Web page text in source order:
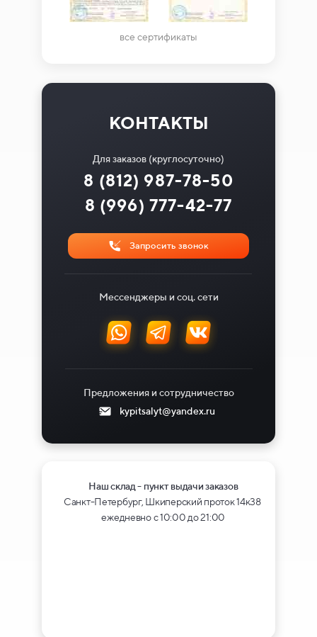
все сертификаты
КОНТАКТЫ
Для заказов (круглосуточно)
8 (996) 777-42-77
8 (812) 987-78-50
Запросить звонок
Мессенджеры и соц. сети
Предложения и сотрудничество
kypitsalyt@yandex.ru
Наш склад - пункт выдачи заказов
Санкт-Петербург, Шкиперский проток 14к38
ежедневно с 10:00 до 21:00